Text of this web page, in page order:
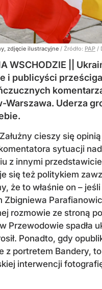
zdjęcie ilustracyjne / Źródło: PAP /
WSCHODZIE ||
i publicyści
Warszawa. Uderza
cieszy się
sytuacji
z innymi
się też politykiem
że to właśnie on –
Zbigniewa
rozmowie ze stroną
Przewodowie spadła
Ponadto, gdy
z portretem Bandery,
interwencji